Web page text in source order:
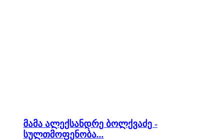
მამა ალექსანდრე ბოლქვაძე -
სულთმოფენობა...